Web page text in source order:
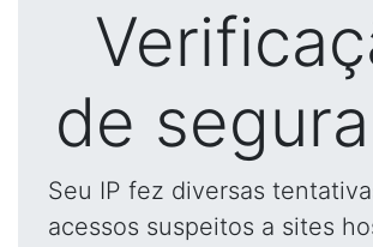
de
Seu IP fez diversas
acessos suspeitos a sites